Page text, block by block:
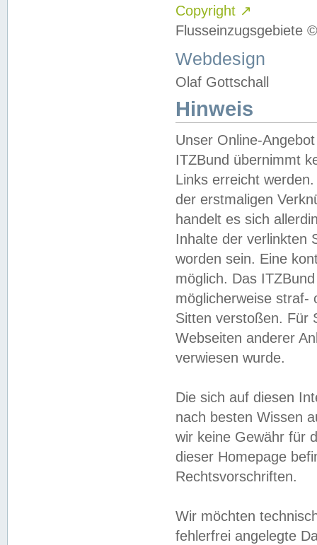
Copyright ↗
Flusseinzugsgebiete
Webdesign
Olaf Gottschall
Hinweis
Unser Online-
ITZBund übernimmt
Links erreicht
der erstmaligen
handelt es sich
Inhalte der verlinkten
worden sein. Eine
möglich. Das
möglicherweise straf-
Sitten verstoßen. Für
Webseiten anderer
verwiesen wurde.
Die sich auf diesen
nach besten Wissen
wir keine Gewähr für
dieser Homepage
Rechtsvorschriften.
Wir möchten
fehlerfrei angelegte